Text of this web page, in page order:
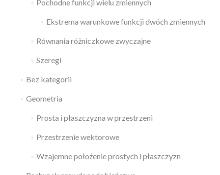
Pochodne funkcji wielu zmiennych
Ekstrema warunkowe funkcji dwóch zmiennych
Równania różniczkowe zwyczajne
Szeregi
Bez kategorii
Geometria
Prosta i płaszczyzna w przestrzeni
Przestrzenie wektorowe
Wzajemne położenie prostych i płaszczyzn